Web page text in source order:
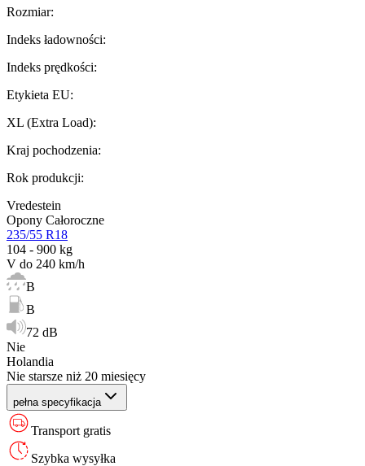
Rozmiar:
Indeks ładowności:
Indeks prędkości:
Etykieta EU:
XL (Extra Load):
Kraj pochodzenia:
Rok produkcji:
Vredestein
Opony Całoroczne
235/55 R18
104 - 900 kg
V do 240 km/h
B
B
72 dB
Nie
Holandia
Nie starsze niż 20 miesięcy
pełna specyfikacja
Transport gratis
Szybka wysyłka